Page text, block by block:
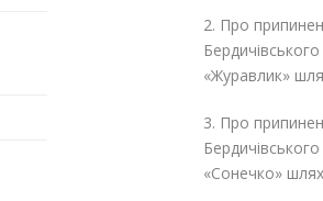
2. Про
«Журавлик»
3. Про
«Сонечко»